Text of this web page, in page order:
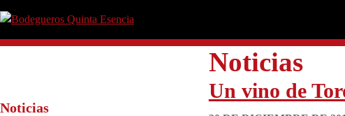
a
la
al
contenido
a
la
al
pie
Quinta
Noticias
Noticias
Un vino de